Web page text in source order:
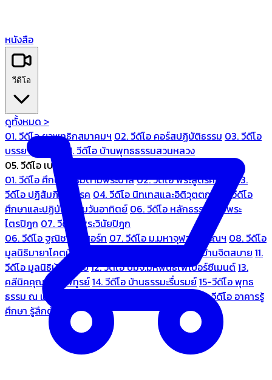
หนังสือ
วีดีโอ
ดูทั้งหมด >
01. วีดีโอ ยุวพุทธิกสมาคมฯ 02. วีดีโอ คอร์สปฏิบัติธรรม 03. วีดีโอ
บรรยายทั่วไป
04. วีดีโอ บ้านพุทธธรรมสวนหลวง
05. วีดีโอ เบนซ์ทองหล่อ
01. วีดีโอ ศึกษาธรรมตามพระบาลี02. วีดีโอ พระสูตรศึกษา
03.
วีดีโอ ปฏิสัมภิทามรรค 04. วีดีโอ นิทเทสและอิติวุตตกะ
05. วีดีโอ
ศึกษาและปฏิบัติธรรมวันอาทิตย์ 06. วีดีโอ หลักธรรมตามพระ
ไตรปิฎก 07. วีดีโอ พระวินัยปิฎก
06. วีดีโอ ฐณิชาฌ์รีสอร์ท 07. วีดีโอ ม.มหาจุฬาลงกรณฯ 08. วีดีโอ
มูลนิธิมายาโคตมี
10. วีดีโอ บ้านจิตสบาย 11.
วีดีโอ มูลนิธิบ้านอารีย์12. วีดีโอ บมจ.มหพันธ์ไฟเบอร์ซีเมนต์13.
คลีนิคคุณหมอไพทูรย์14. วีดีโอ บ้านธรรมะรื่นรมย์15-วีดีโอ พุทธ
ธรรม ณ แดนพุทธภูมิ
19. วีดีโอ อาคารรู้
ศึกษา รู้สึกตัว